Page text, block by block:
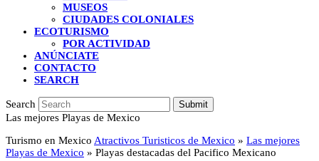
MUSEOS
CIUDADES COLONIALES
ECOTURISMO
POR ACTIVIDAD
ANÚNCIATE
CONTACTO
SEARCH
Search Submit
Las mejores Playas de Mexico
Turismo en Mexico Atractivos Turisticos de Mexico » Las mejores
Playas de Mexico » Playas destacadas del Pacifico Mexicano